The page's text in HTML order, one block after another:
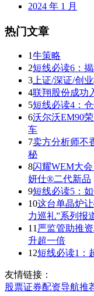
2024 年 1 月
热门文章
1牛策略
2短线必读6：
3 上证/深证/创
4联翔股份成功
5短线必读4：
6沃尔沃EM90
车
7卖方分析师不
秘
8闪耀WEM大
妍仕®二代新品
9短线必读5：
10这台单晶炉
力巡礼”系列报
11 严监管助推
升超一倍
12短线必读1：
友情链接：
股票证券配资导航推